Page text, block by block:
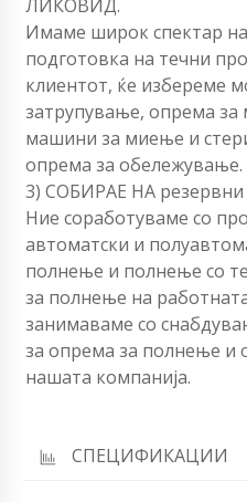
ЛИКОВИД.
Имаме широк спектар
подготовка на течни
клиентот, ќе избереме
затрупување, опрема
машини за миење и
опрема за обележување.
3) СОБИРАЕ НА резервни
Ние соработуваме со
автоматски и
полнење и полнење со
за полнење на
занимаваме со
за опрема за полнење и
нашата компанија.
СПЕЦИФИКАЦИИ